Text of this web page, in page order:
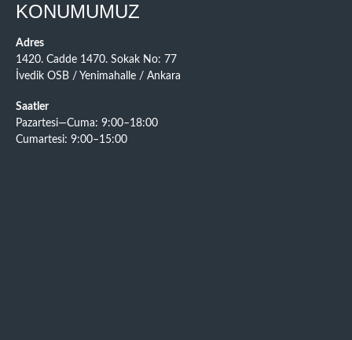
KONUMUMUZ
Adres
1420. Cadde 1470. Sokak No: 77
İvedik OSB / Yenimahalle / Ankara
Saatler
Pazartesi—Cuma: 9:00–18:00
Cumartesi: 9:00–15:00